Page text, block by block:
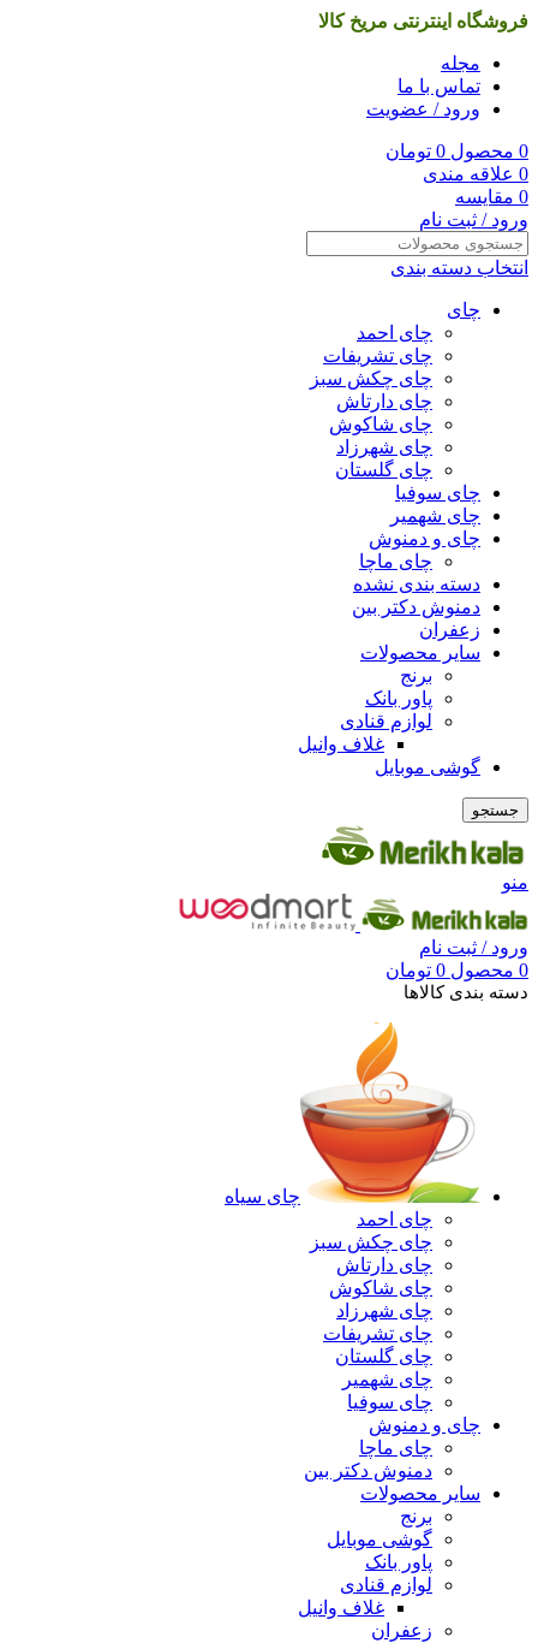
فروشگاه اینترنتی مریخ کالا
مجله
تماس با ما
ورود / عضویت
0 محصول 0 تومان
0 علاقه مندی
0 مقایسه
ورود / ثبت نام
انتخاب دسته بندی
چای
چای احمد
چای تشریفات
چای چکش سبز
چای دارتاش
چای شاکوش
چای شهرزاد
چای گلستان
چای سوفیا
چای شهمیر
چای و دمنوش
چای ماچا
دسته بندی نشده
دمنوش دکتر بین
زعفران
سایر محصولات
برنج
پاور بانک
لوازم قنادی
غلاف وانیل
گوشی موبایل
جستجو
منو
ورود / ثبت نام
0 محصول 0 تومان
دسته بندی کالاها
چای سیاه
چای احمد
چای چکش سبز
چای دارتاش
چای شاکوش
چای شهرزاد
چای تشریفات
چای گلستان
چای شهمیر
چای سوفیا
چای و دمنوش
چای ماچا
دمنوش دکتر بین
سایر محصولات
برنج
گوشی موبایل
پاور بانک
لوازم قنادی
غلاف وانیل
زعفران